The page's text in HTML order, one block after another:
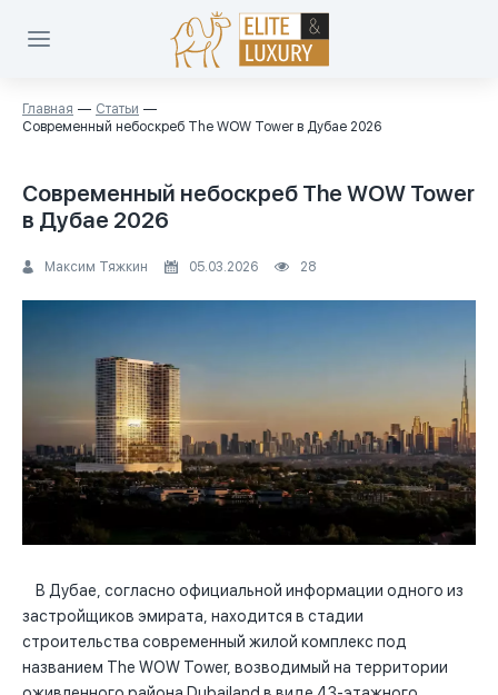
Главная
Статьи
Современный небоскреб The WOW Tower в Дубае 2026
Современный небоскреб The WOW Tower
в Дубае 2026
Максим Тяжкин 05.03.2026 28
В Дубае, согласно официальной информации одного из
застройщиков эмирата, находится в стадии
строительства современный жилой комплекс под
названием The WOW Tower, возводимый на территории